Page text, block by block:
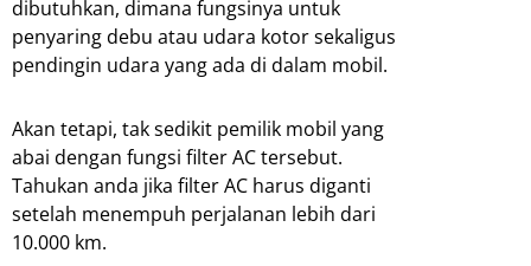
dibutuhkan, dimana fungsinya untuk
penyaring debu atau udara kotor sekaligus
pendingin udara yang ada di dalam mobil.
Akan tetapi, tak sedikit pemilik mobil yang
abai dengan fungsi filter AC tersebut.
Tahukan anda jika filter AC harus diganti
setelah menempuh perjalanan lebih dari
10.000 km.